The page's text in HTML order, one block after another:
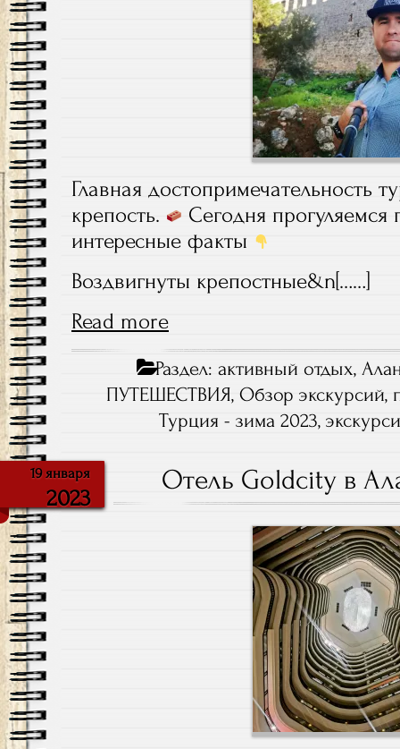
Главная достопримечательность
крепость.
Сегодня
интересные факты
Воздвигнуты крепостные&n[……]
Read more
Раздел:активный отдых,
ПУТЕШЕСТВИЯ,Обзор экскурсий,
Турция - зима 2023,
19 января
2023
Отель Goldcity в